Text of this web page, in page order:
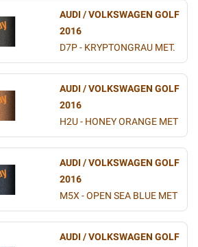
AUDI / VOLKSWAGEN GOLF
2016
D7P - KRYPTONGRAU MET.
AUDI / VOLKSWAGEN GOLF
2016
H2U - HONEY ORANGE MET
AUDI / VOLKSWAGEN GOLF
2016
M5X - OPEN SEA BLUE MET
AUDI / VOLKSWAGEN GOLF